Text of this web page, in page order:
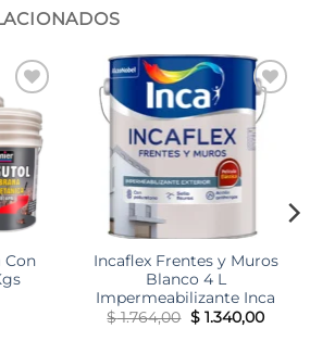
to
Con
Add to
wishlist
Incaflex Frentes y Muros
Blanco 4 L
Impermeabilizante Inca
$1.764,00 El
precio
$1.340,00El